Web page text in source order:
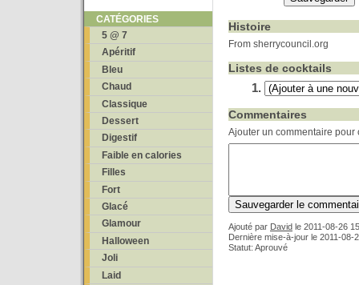
CATÉGORIES
5 @ 7
Apéritif
Bleu
Chaud
Classique
Dessert
Digestif
Faible en calories
Filles
Fort
Glacé
Glamour
Halloween
Joli
Laid
Histoire
From sherrycouncil.org
Listes de cocktails
Commentaires
Ajouter un commentaire pour
Ajouté par David le 2011-08-26
Dernière mise-à-jour le 2011-08-
Statut: Aprouvé